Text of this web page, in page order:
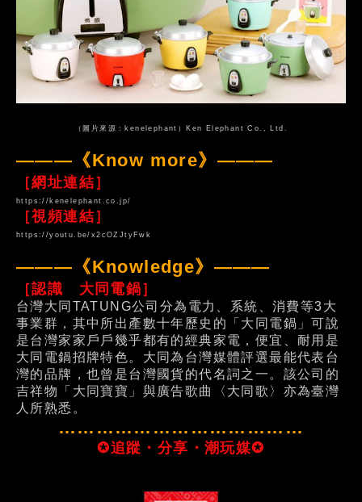
（圖片來源：kenelephant）Ken Elephant Co., Ltd.
———《Know more》———
［網址連結］
https://kenelephant.co.jp/
［視頻連結］
https://youtu.be/x2cOZJtyFwk
———《Knowledge》———
［認識 大同電鍋］
台灣大同 TATUNG公司分為電力、系統、消費等3大
事業群，其中所出產數十年歷史的「大同電鍋」可說
是台灣家家戶戶幾乎都有的經典家電，便宜、耐用是
大同電鍋招牌特色。大同為台灣媒體評選最能代表台
灣的品牌，也曾是台灣國貨的代名詞之一。該公司的
吉祥物「大同寶寶」與廣告歌曲〈大同歌〉亦為臺灣
人所熟悉。
…………………………………
✪追蹤・分享・潮玩媒✪